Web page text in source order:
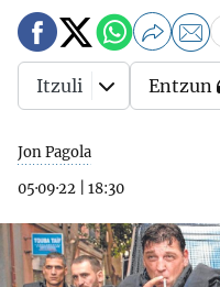
Jon Pagola
05·09·22
18:30
Itzuli Entzun